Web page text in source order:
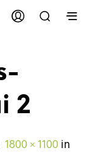
2
1800 × 1100 in